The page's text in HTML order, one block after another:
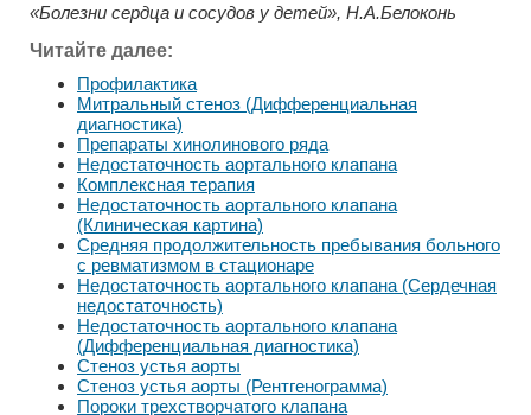
«Болезни сердца и сосудов у детей», Н.А.Белоконь
Читайте далее:
Профилактика
Митральный стеноз (Дифференциальная
диагностика)
Препараты хинолинового ряда
Недостаточность аортального клапана
Комплексная терапия
Недостаточность аортального клапана
(Клиническая картина)
Средняя продолжительность пребывания больного
с ревматизмом в стационаре
Недостаточность аортального клапана (Сердечная
недостаточность)
Недостаточность аортального клапана
(Дифференциальная диагностика)
Стеноз устья аорты
Стеноз устья аорты (Рентгенограмма)
Пороки трехстворчатого клапана